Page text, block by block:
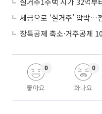
세금으로 ‘실거주’ 압박…
좋아요
0
화나요
0